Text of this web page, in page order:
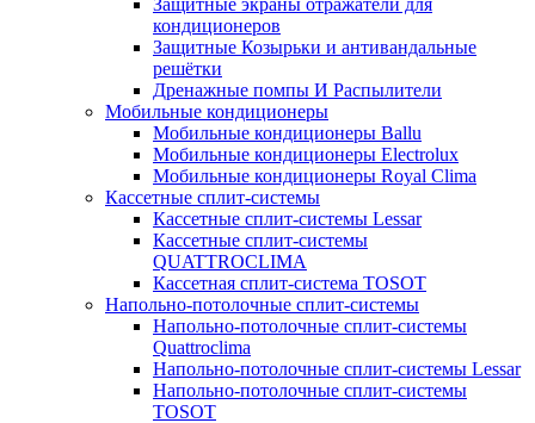
Защитные экраны отражатели для
кондиционеров
Защитные Козырьки и антивандальные
решётки
Дренажные помпы И Распылители
Мобильные кондиционеры
Мобильные кондиционеры Ballu
Мобильные кондиционеры Electrolux
Мобильные кондиционеры Royal Clima
Кассетные сплит-системы
Кассетные сплит-системы Lessar
Кассетные сплит-системы
QUATTROCLIMA
Кассетная сплит-система TOSOT
Напольно-потолочные сплит-системы
Напольно-потолочные сплит-системы
Quattroclima
Напольно-потолочные сплит-системы Lessar
Напольно-потолочные сплит-системы
TOSOT